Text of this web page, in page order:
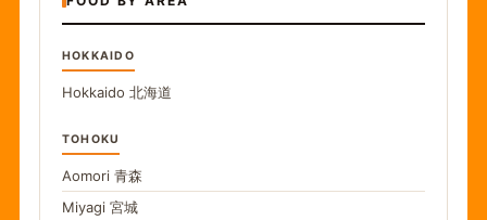
HOKKAIDO
Hokkaido 北海道
TOHOKU
Aomori 青森
Miyagi 宮城